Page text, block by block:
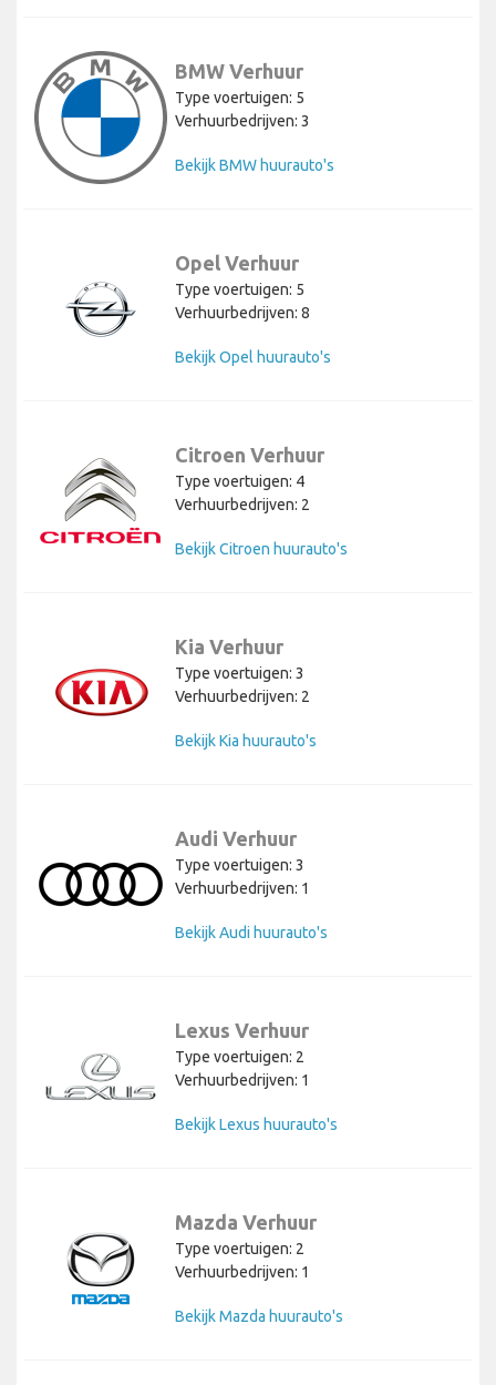
BMW Verhuur
Type voertuigen: 5
Verhuurbedrijven: 3
Bekijk BMW huurauto's
Opel Verhuur
Type voertuigen: 5
Verhuurbedrijven: 8
Bekijk Opel huurauto's
Citroen Verhuur
Type voertuigen: 4
Verhuurbedrijven: 2
Bekijk Citroen huurauto's
Kia Verhuur
Type voertuigen: 3
Verhuurbedrijven: 2
Bekijk Kia huurauto's
Audi Verhuur
Type voertuigen: 3
Verhuurbedrijven: 1
Bekijk Audi huurauto's
Lexus Verhuur
Type voertuigen: 2
Verhuurbedrijven: 1
Bekijk Lexus huurauto's
Mazda Verhuur
Type voertuigen: 2
Verhuurbedrijven: 1
Bekijk Mazda huurauto's